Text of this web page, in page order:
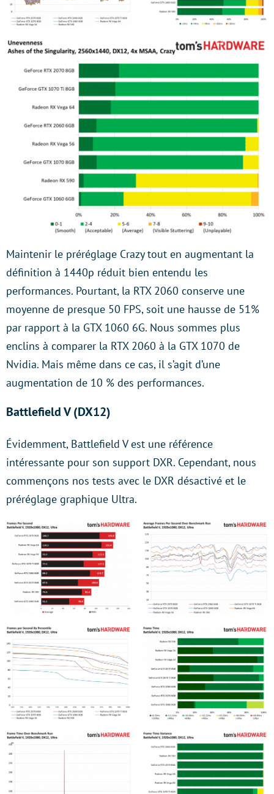
Maintenir le préréglage Crazy tout en augmentant la
définition à 1440p réduit bien entendu les
performances. Pourtant, la RTX 2060 conserve une
moyenne de presque 50 FPS, soit une hausse de 51%
par rapport à la GTX 1060 6G. Nous sommes plus
enclins à comparer la RTX 2060 à la GTX 1070 de
Nvidia. Mais même dans ce cas, il s’agit d’une
augmentation de 10 % des performances.
Battlefield V (DX12)
Évidemment, Battlefield V est une référence
intéressante pour son support DXR. Cependant, nous
commençons nos tests avec le DXR désactivé et le
préréglage graphique Ultra.